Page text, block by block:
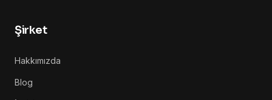
Şirket
Hakkımızda
Blog